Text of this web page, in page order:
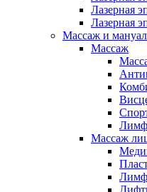
Лазерная
Лазерная
Массаж и
Массаж
Массаж